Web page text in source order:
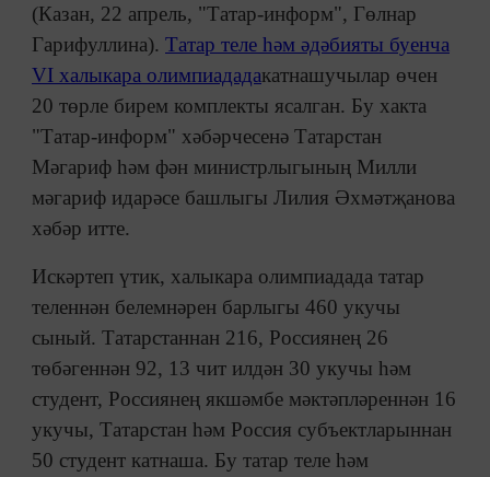
(Казан, 22 апрель, "Татар-информ", Гөлнар
Гарифуллина). Татар теле һәм әдәбияты буенча
VI халыкара олимпиададакатнашучылар өчен
20 төрле бирем комплекты ясалган. Бу хакта
"Татар-информ" хәбәрчесенә Татарстан
Мәгариф һәм фән министрлыгының Милли
мәгариф идарәсе башлыгы Лилия Әхмәтҗанова
хәбәр итте.
Искәртеп үтик, халыкара олимпиадада татар
теленнән белемнәрен барлыгы 460 укучы
сыный. Татарстаннан 216, Россиянең 26
төбәгеннән 92, 13 чит илдән 30 укучы һәм
студент, Россиянең якшәмбе мәктәпләреннән 16
укучы, Татарстан һәм Россия субъектларыннан
50 студент катнаша. Бу татар теле һәм